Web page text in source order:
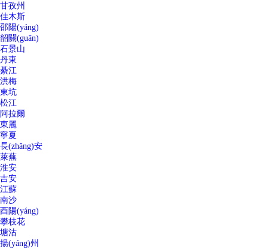
甘孜州
佳木斯
邵陽(yáng)
韶關(guān)
石景山
丹東
綦江
洪梅
東坑
松江
阿拉爾
東麗
寧夏
長(zhǎng)安
萊蕪
淮安
吉安
江蘇
南沙
酉陽(yáng)
攀枝花
塘沽
揚(yáng)州